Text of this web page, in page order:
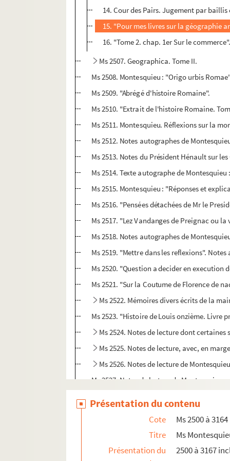
14. Cour des Pairs. Jugement par
15. "Pour mes livres sur la géographie
16. "Tome 2. chap. 1er Sur le
Ms 2507. Geographica. Tome II.
Ms 2508. Montesquieu : "Origo urbis
Ms 2509. "Abrégé d'histoire Romaine".
Ms 2510. "Extrait de l'histoire Romaine.
Ms 2511. Montesquieu. Réflexions sur la
Ms 2512. Notes autographes de
Ms 2513. Notes du Président Hénault sur
Ms 2514. Texte autographe de
Ms 2515. Montesquieu : "Réponses et
Ms 2516. "Pensées détachées de Mr le
Ms 2517. "Lez Vandanges de Preignac ou
Ms 2518. Notes autographes de
Ms 2519. "Mettre dans les reflexions".
Ms 2520. "Question a decider en
Ms 2521. "Sur la Coutume de Florence de
Ms 2522. Mémoires divers écrits de la
Ms 2523. "Histoire de Louis onzième.
Ms 2524. Notes de lecture dont
Ms 2525. Notes de lecture, avec, en
Ms 2526. Notes de lecture de
Ms 2527. Notes de lecture de
Présentation du contenu
Cote
Ms 2500 à 3164
Titre
Ms
Présentation du
2500 à 3167